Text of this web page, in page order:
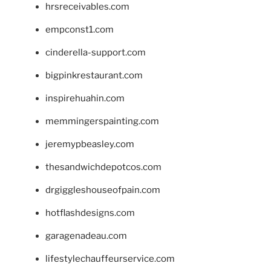
hrsreceivables.com
empconst1.com
cinderella-support.com
bigpinkrestaurant.com
inspirehuahin.com
memmingerspainting.com
jeremypbeasley.com
thesandwichdepotcos.com
drgiggleshouseofpain.com
hotflashdesigns.com
garagenadeau.com
lifestylechauffeurservice.com